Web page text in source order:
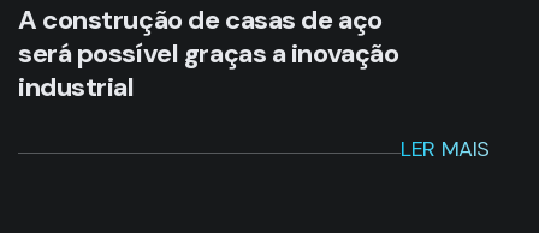
A construção de casas de aço
será possível graças a inovação
industrial
LER MAIS